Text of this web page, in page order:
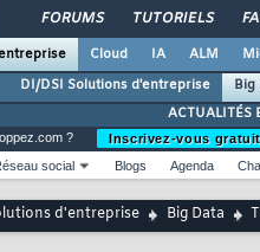
FORUMS TUTORIELS
Cloud IA ALM
DI/DSI Solutions d'entreprise
Big
ACTUALITÉS
?
Inscrivez-vous
social Blogs Agenda
d'entreprise Big Data